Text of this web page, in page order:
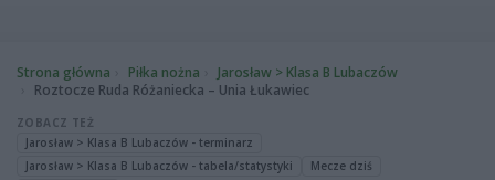
Strona główna Piłka nożna
Jarosław > Klasa B Lubaczów
Roztocze Ruda Różaniecka – Unia Łukawiec
ZOBACZ TEŻ
Jarosław > Klasa B Lubaczów - terminarz
Jarosław > Klasa B Lubaczów - tabela/statystyki
Mecze dziś